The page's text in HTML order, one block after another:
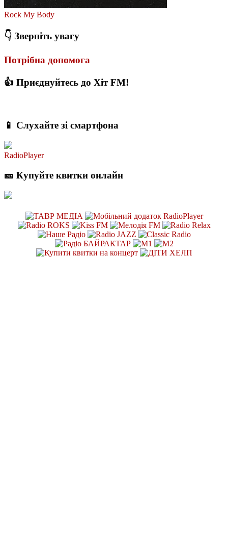
Rock My Body
👇 Зверніть увагу
Потрібна допомога
👍 Приєднуйтесь до Хіт FM!
📱 Слухайте зі смартфона
RadioPlayer
🎫 Купуйте квитки онлайн